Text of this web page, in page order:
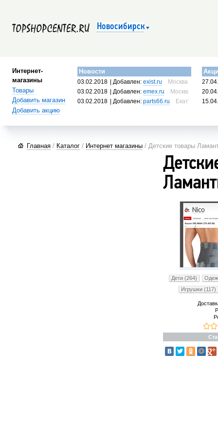
Новосибирск
Интернет-
магазины
Товары
Добавить магазин
Добавить акцию
Новости
03.02.2018 | Добавлен:exist.ru
Москва, Россия
03.02.2018
| Добавлен:emex.ru
Москва, Россия
03.02.2018
| Добавлен:parts66.ru Екатеринбург,
Главная / Каталог / Интернет магазины / Детские товары
Дети (264)
Игрушки (117)